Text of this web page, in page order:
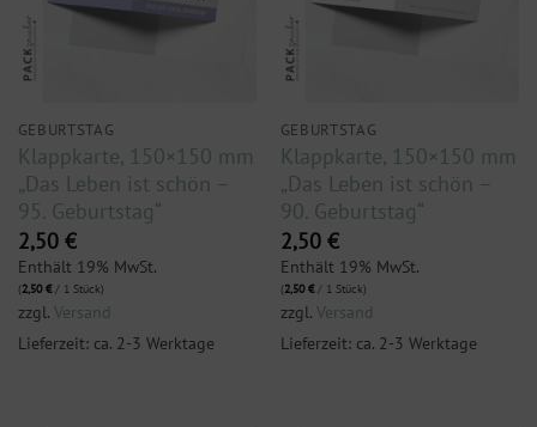
GEBURTSTAG
Klappkarte, 150×150 mm
„Das Leben ist schön –
95. Geburtstag“
2,50 €
Enthält 19% MwSt.
(2,50€/ 1 Stück)
zzgl. Versand
Lieferzeit: ca. 2-3 Werktage
GEBURTSTAG
Klappkarte, 150×150 mm
„Das Leben ist schön –
90. Geburtstag“
2,50 €
Enthält 19% MwSt.
(2,50€/ 1 Stück)
zzgl. Versand
Lieferzeit: ca. 2-3 Werktage